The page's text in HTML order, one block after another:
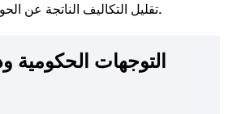
تقليل التكاليف الناتجة عن الحوادث والإصابات.
التوجهات الحكومية